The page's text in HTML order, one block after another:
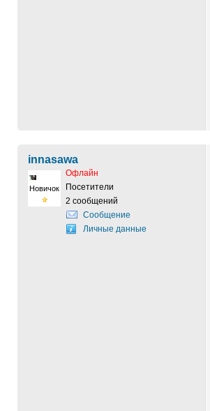
innasawa
Новичок
Офлайн
Посетители
2 сообщений
Сообщение
Личные данные